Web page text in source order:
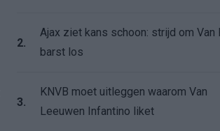
2.
Ajax ziet kans schoon: strijd om Van
barst los
3.
KNVB moet uitleggen waarom Van
Leeuwen Infantino liket